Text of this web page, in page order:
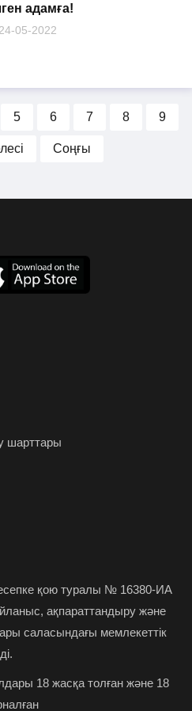
адамға!
24-05-2022
5 6 7 8 9
Соңғы
шарттары
есепке қою туралы № 16380-ИА
ақпараттандыру және
саласындағы мемлекеттік
18 жасқа толған және 18